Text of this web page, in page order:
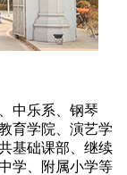
中乐系、钢琴
育学院、演艺学
基础课部、继续
学、附属小学等